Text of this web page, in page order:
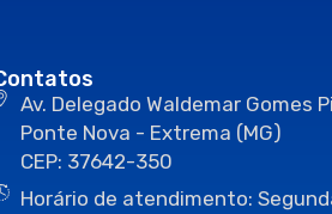
Av. Delegado Waldemar Gomes
Ponte Nova - Extrema (MG)
CEP: 37642-350
Horário de atendimento: